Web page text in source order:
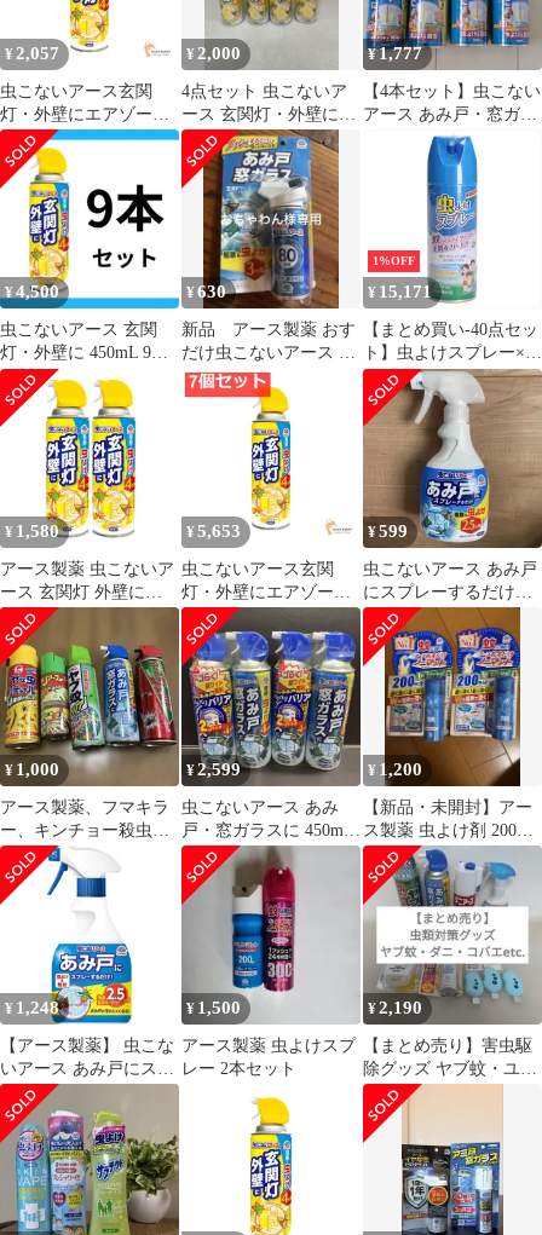
¥ 2,057
虫こないアース玄関
灯・外壁にエアゾール
2個セット まとめ売り
¥2,000
4点セット 虫こないア
ース 玄関灯・外壁に
450mL 害虫忌避 虫よけ
スプレー ... 6602747
4901080256911
¥1,777
【4本セット】虫こない
アース あみ戸・窓ガラ
¥4,500
虫こないアース 玄関
灯・外壁に 450mL 9個
セット まとめ売り
¥630
新品 アース製薬 おす
だけ虫こないアース 80
回分
1%OFF
¥ 15,171
【まとめ買い-40点セッ
ト】虫よけスプレー×40
点セット
¥ 1,580
アース製薬 虫こないア
ース 玄関灯 外壁に
450ml 2本パック 害虫
忌避 カメムシ 蛾 コバ
エ 羽アリ など 虫よけ
スプレー
¥ 5,653
虫こないアース玄関
灯・外壁にエアゾール
7個セット まとめ売り
¥599
虫こないアース あみ戸
にスプレーするだけ！
360ml 2.5ヵ月
¥ 1,000
アース製薬、フマキラ
ー、キンチョー殺虫剤
合計5本セット
¥2,599
虫こないアース あみ
戸・窓ガラスに 450mL
4本
¥ 1,200
【新品・未開封】アー
ス製薬 虫よけ剤 200日
分×2
¥ 1,248
【アース製薬】 虫こな
いアース あみ戸にスプ
レーするだけ 360mL
【日用品】
¥ 1,500
アース製薬 虫よけスプ
レー 2本セット
¥2,190
【まとめ売り】害虫駆
除グッズ ヤブ蚊・ユス
リカ・ハエ・ダニ・コ
バエetc.虫よけ